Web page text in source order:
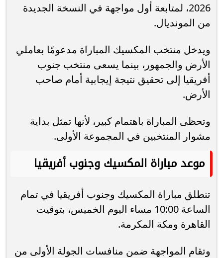
2026، لمتابعة أول مواجهة في النسخة الجديدة
من المونديال.
ويدخل منتخب المكسيك المباراة مدعومًا بعاملي
الأرض والجمهور، بينما يسعى منتخب جنوب
أفريقيا إلى تحقيق نتيجة إيجابية أمام صاحب
الأرض.
وتحظى المباراة باهتمام كبير، لأنها تمثل بداية
مشوار المنتخبين في المجموعة الأولى.
موعد مباراة المكسيك وجنوب أفريقيا
تنطلق مباراة المكسيك وجنوب أفريقيا في تمام
الساعة 10:00 مساء اليوم الخميس، بتوقيت
القاهرة ومكة المكرمة.
وتقام المواجهة ضمن منافسات الجولة الأولى من